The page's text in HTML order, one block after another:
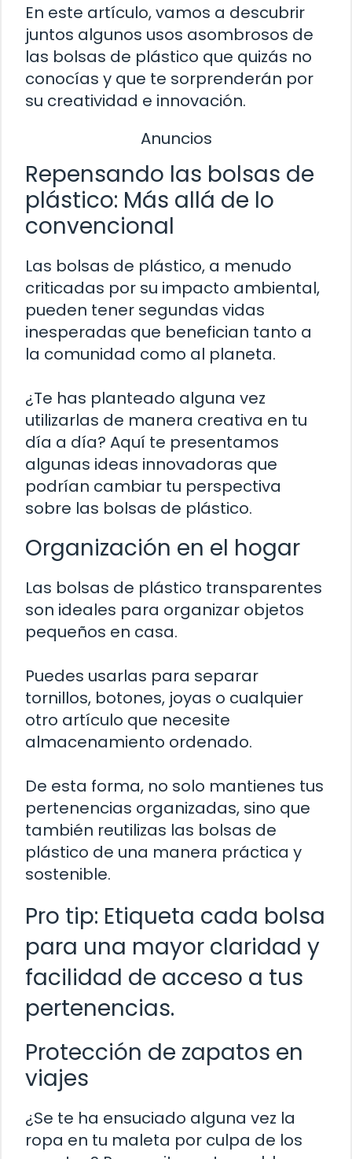
En este artículo, vamos a descubrir
juntos algunos usos asombrosos de
las bolsas de plástico que quizás no
conocías y que te sorprenderán por
su creatividad e innovación.
Anuncios
Repensando las bolsas de
plástico: Más allá de lo
convencional
Las bolsas de plástico, a menudo
criticadas por su impacto ambiental,
pueden tener segundas vidas
inesperadas que benefician tanto a
la comunidad como al planeta.
¿Te has planteado alguna vez
utilizarlas de manera creativa en tu
día a día? Aquí te presentamos
algunas ideas innovadoras que
podrían cambiar tu perspectiva
sobre las bolsas de plástico.
Organización en el hogar
Las bolsas de plástico transparentes
son ideales para organizar objetos
pequeños en casa.
Puedes usarlas para separar
tornillos, botones, joyas o cualquier
otro artículo que necesite
almacenamiento ordenado.
De esta forma, no solo mantienes tus
pertenencias organizadas, sino que
también reutilizas las bolsas de
plástico de una manera práctica y
sostenible.
Pro tip: Etiqueta cada bolsa
para una mayor claridad y
facilidad de acceso a tus
pertenencias.
Protección de zapatos en
viajes
¿Se te ha ensuciado alguna vez la
ropa en tu maleta por culpa de los